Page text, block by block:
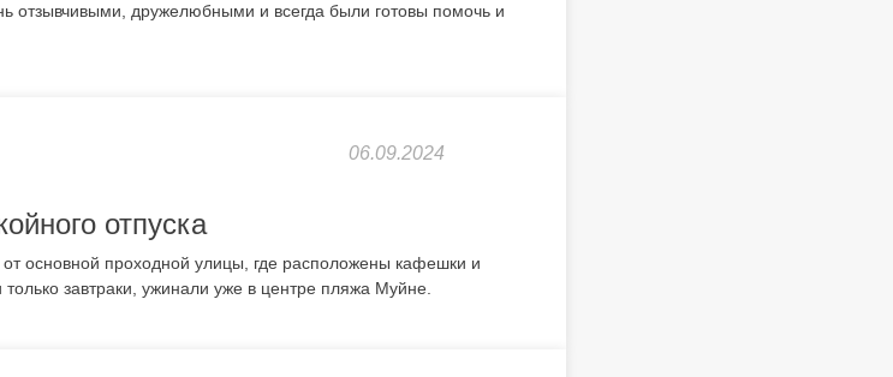
отзывчивыми, дружелюбными и всегда были готовы помочь и
06.09.2024
отпуска
основной проходной улицы, где расположены кафешки и
завтраки, ужинали уже в центре пляжа Муйне.